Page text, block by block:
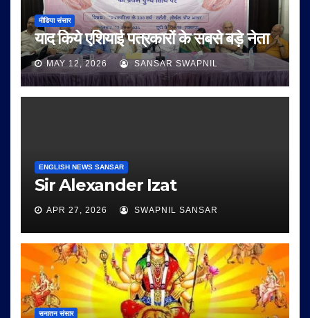
मीडिया संसार
याद किये एशियाई पत्रकारों के सबसे बड़े नेता
MAY 12, 2026 SANSAR SWAPNIL
ENGLISH NEWS SANSAR
Sir Alexander Izat
APR 27, 2026 SWAPNIL SANSAR
सनातन संसार